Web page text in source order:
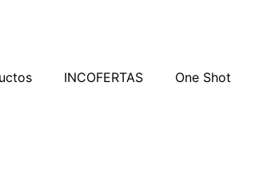
INCOFERTAS One Shot